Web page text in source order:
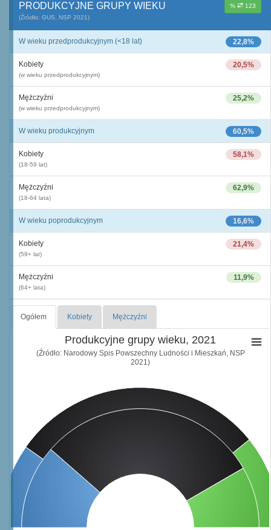
% 123
PRODUKCYJNE GRUPY WIEKU
(Źródło: GUS, NSP 2021)
22,8%
W wieku przedprodukcyjnym (<18 lat)
20,5%
Kobiety
(w wieku przedprodukcyjnym)
25,2%
Mężczyźni
(w wieku przedprodukcyjnym)
60,5%
W wieku produkcyjnym
58,1%
Kobiety
(18-59 lat)
62,9%
Mężczyźni
(18-64 lata)
16,6%
W wieku poprodukcyjnym
21,4%
Kobiety
(59+ lat)
11,9%
Mężczyźni
(64+ lata)
Ogółem Kobiety Mężczyźni
Produkcyjne grupy wieku, 2021
(Źródło: Narodowy Spis Powszechny Ludności i Mieszkań, NSP
2021)